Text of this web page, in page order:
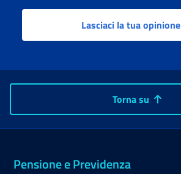
Lasciaci la tua opinione
Torna su
Pensione e Previdenza